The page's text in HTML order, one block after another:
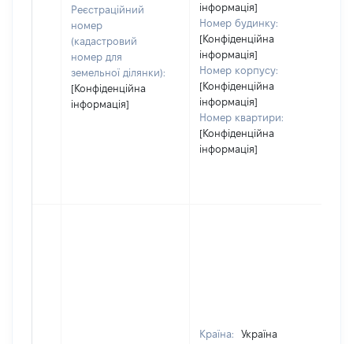
Реєстраційний
номер
(кадастровий
номер для
земельної ділянки):
[Конфіденційна
інформація]
інформація]
Номер будинку:
[Конфіденційна
інформація]
Номер корпусу:
[Конфіденційна
інформація]
Номер квартири:
[Конфіденційна
інформація]
Країна:
Україна